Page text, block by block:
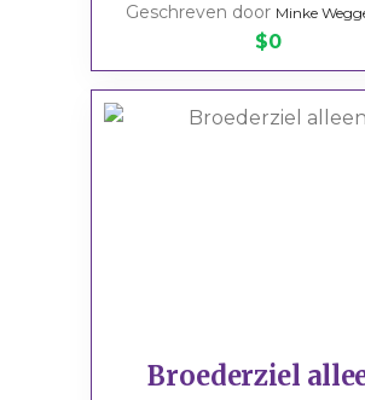
Geschreven door Minke
$0
Broederziel